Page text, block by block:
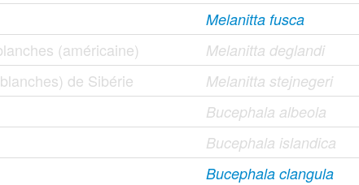
Melanitta fusca
(américaine) Melanitta deglandi
de Sibérie Melanitta stejnegeri
Bucephala albeola
Bucephala islandica
Bucephala clangula